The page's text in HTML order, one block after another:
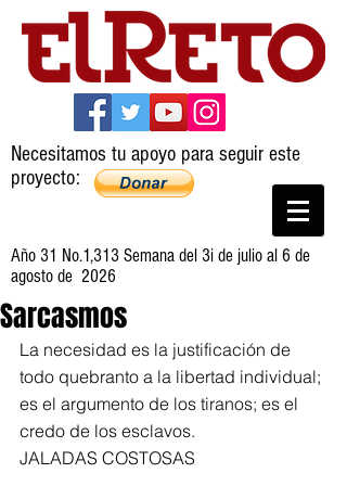
Necesitamos tu apoyo para seguir este
proyecto:
Año 31 No.1,313 Semana del 3i de julio al 6 de
agosto de 2026
Sarcasmos
La necesidad es la justificación de
todo quebranto a la libertad individual;
es el argumento de los tiranos; es el
credo de los esclavos.
JALADAS COSTOSAS